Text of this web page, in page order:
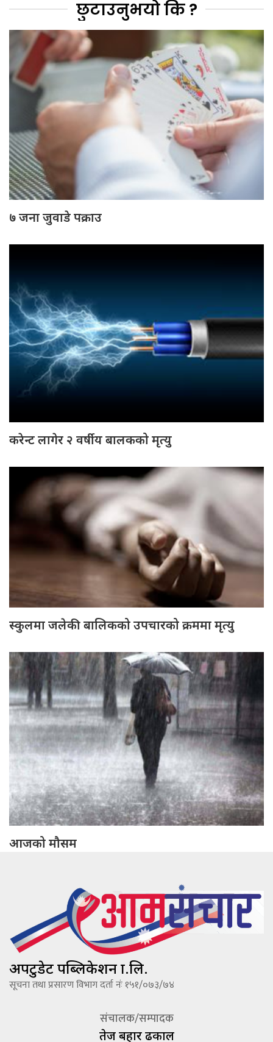
छुटाउनुभयो कि ?
७ जना जुवाडे पक्राउ
करेन्ट लागेर २ वर्षीय बालकको मृत्यु
स्कुलमा जलेकी बालिकको उपचारको क्रममा मृत्यु
आजको मौसम
अपटुडेट पब्लिकेशन प्रा.लि.
सूचना तथा प्रसारण विभाग दर्ता नंः १५१/०७३/७४
संचालक/सम्पादक
तेज बहादूर ढकाल